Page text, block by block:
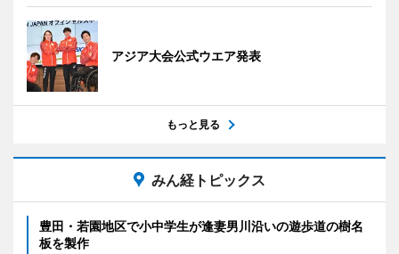
アジア大会公式ウエア発表
もっと見る
みん経トピックス
豊田・若園地区で小中学生が逢妻男川沿いの遊歩道の樹名
板を製作